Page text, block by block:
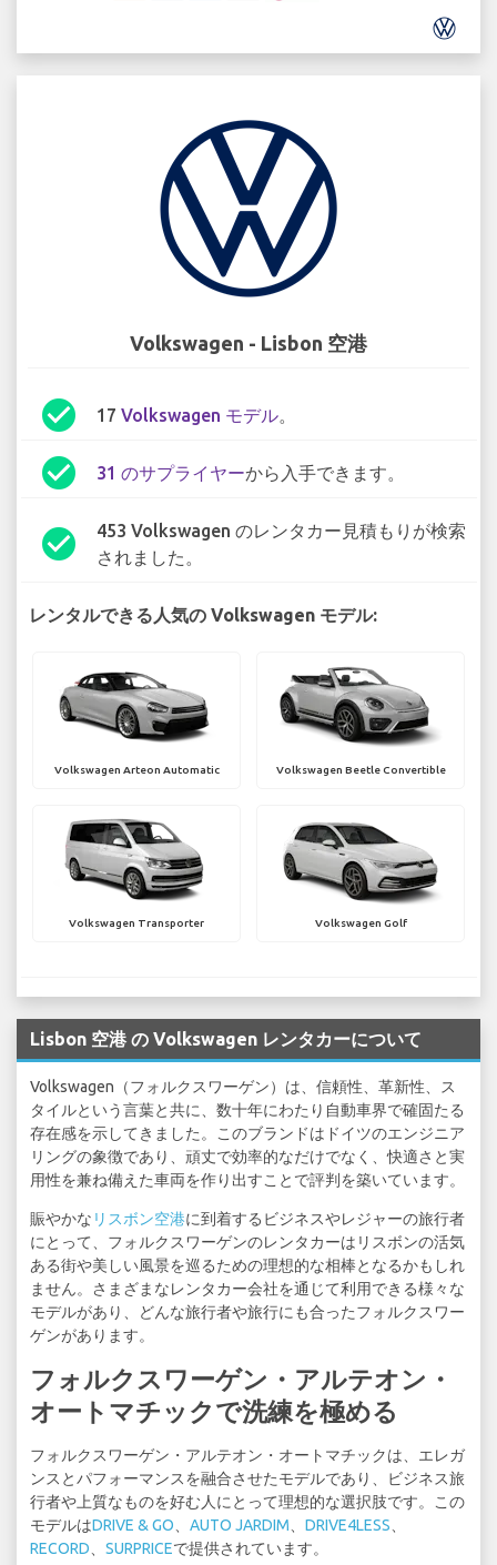
Volkswagen - Lisbon 空港
check_circle 17 Volkswagen モデル。
check_circle 31 のサプライヤーから入手できます。
check_circle
453 Volkswagen のレンタカー見積もりが検索
されました。
レンタルできる人気の Volkswagen モデル:
Volkswagen Arteon Automatic Volkswagen Beetle Convertible
Volkswagen Transporter Volkswagen Golf
Lisbon 空港 の Volkswagen レンタカーについて
Volkswagen（フォルクスワーゲン）は、信頼性、革新性、ス
タイルという言葉と共に、数十年にわたり自動車界で確固たる
存在感を示してきました。このブランドはドイツのエンジニア
リングの象徴であり、頑丈で効率的なだけでなく、快適さと実
用性を兼ね備えた車両を作り出すことで評判を築いています。
賑やかな リスボン空港に到着するビジネスやレジャーの旅行者
にとって、フォルクスワーゲンのレンタカーはリスボンの活気
ある街や美しい風景を巡るための理想的な相棒となるかもしれ
ません。さまざまなレンタカー会社を通じて利用できる様々な
モデルがあり、どんな旅行者や旅行にも合ったフォルクスワー
ゲンがあります。
フォルクスワーゲン・アルテオン・
オートマチックで洗練を極める
フォルクスワーゲン・アルテオン・オートマチックは、エレガ
ンスとパフォーマンスを融合させたモデルであり、ビジネス旅
行者や上質なものを好む人にとって理想的な選択肢です。この
モデルはDRIVE & GO AUTO JARDIM DRIVE4LESS
RECORD
SURPRICEで提供されています。